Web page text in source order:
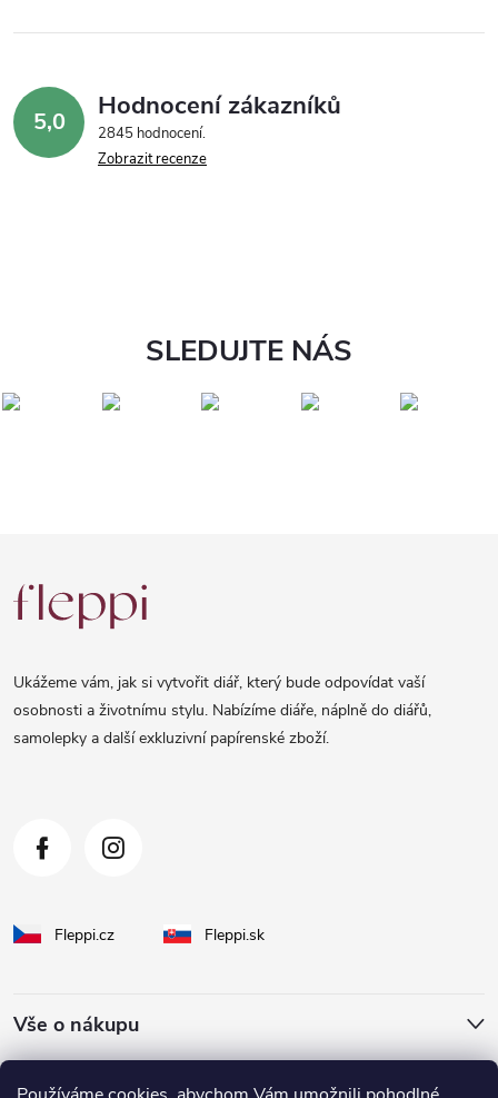
5,0 Hodnocení zákazníků
2845 hodnocení
Zobrazit recenze
SLEDUJTE NÁS
á
Ukážeme vám, jak si vytvořit diář, který bude odpovídat vaší
osobnosti a životnímu stylu. Nabízíme diáře, náplně do diářů,
samolepky a další exkluzivní papírenské zboží.
Fleppi.cz Fleppi.sk
Vše o nákupu
O Fleppi